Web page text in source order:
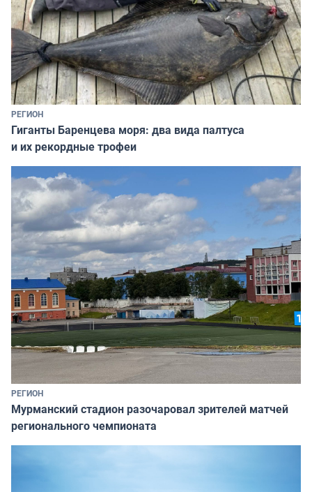
РЕГИОН
Гиганты Баренцева моря: два вида палтуса
и их рекордные трофеи
РЕГИОН
Мурманский стадион разочаровал зрителей матчей
регионального чемпионата